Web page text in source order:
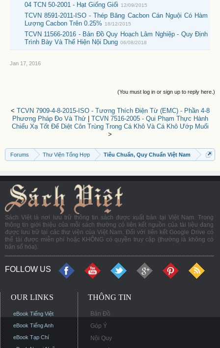
04 TCN 50-2001 - Hạt Giống Giổi 12/09/2015
TCVN 8591-2011-ISO - Thép Băng Cacbon Cán Nguội Có Hàm
Lượng Cacbon Trên 0.25%
18/12/2015
TCVN 11566-2016 - Bản Đồ Quy Hoạch Lâm Nghiệp - Quy Định
Trình Bày Và Thể Hiện Nội Dung 06/08/2018
Jan 17, 2016
(You must log in or sign up to reply here.)
< TCVN 7909-4-8-2015-ISO - Tương Thích Điện Từ (EMC) - Phần 4-8
Phương Pháp Đo Và Thử| TCVN 7516-2005 - Qui Phạm Thực Hành
Chiếu Xạ Tốt Để Diệt Côn Trùng Trong Cá Khô Và Cá Khô Ướp Muối
>
Forums Thư Viện Tổng Hợp Tiêu Chuẩn, Quy Chuẩn Việt Nam
Sách Việt là nơi lưu trữ thông tin sách được xuất bản tại Việt Nam. Trong
thông tin giới thiệu của mỗi sách thường có liên kết nguồn của tài liệu đang
được lưu trữ tại các thư viện của Việt Nam. Đối với liên kết Google Drive có
thể tải được miễn phí hoặc KHÔNG có quyền truy cập (thường là không có
bản số hóa).
FOLLOW US
OUR LINKS
eBook Tiếng Việt
eBook Tiếng Anh
eBook Tạp Chí
THÔNG TIN
Bản Đồ
Góp Ý
Nội Quy